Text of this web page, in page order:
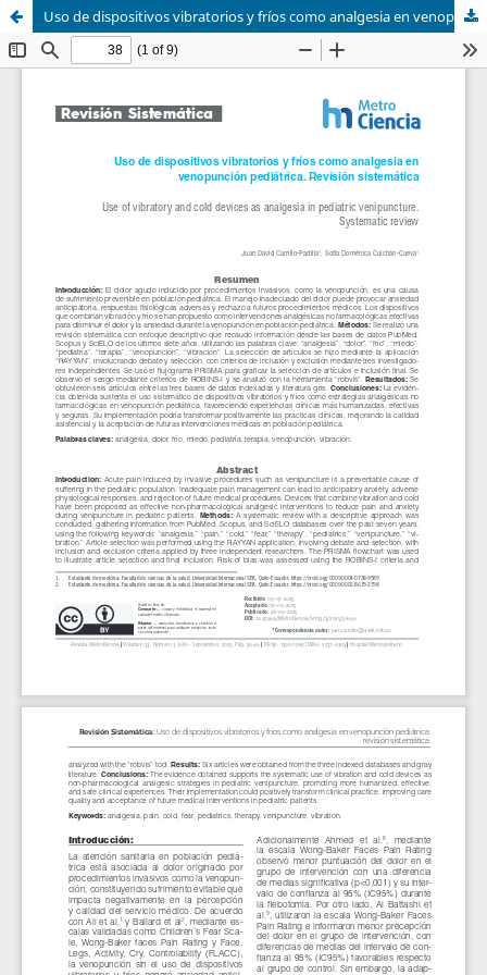
Uso de dispositivos vibratorios y fríos como analgesia en venopunción pediátrica: revisión sistemática.